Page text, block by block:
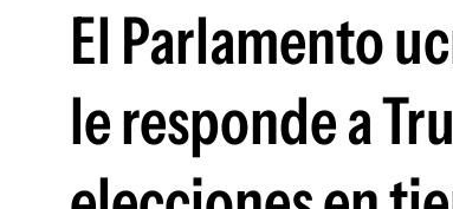
El Parlamento
le responde a